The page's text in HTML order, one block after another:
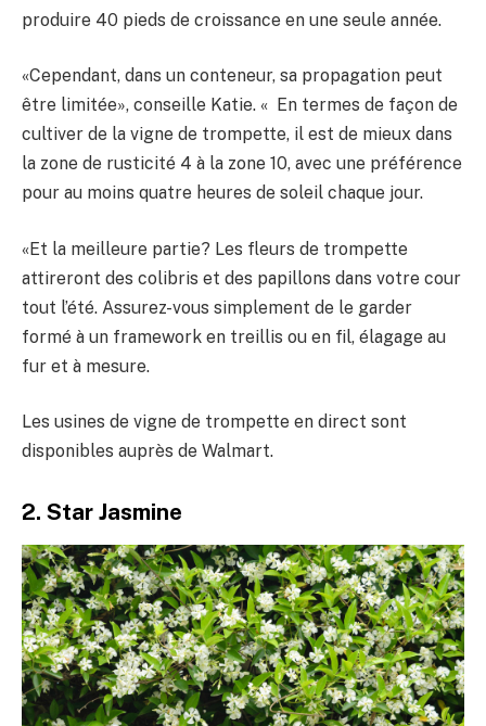
produire 40 pieds de croissance en une seule année.
«Cependant, dans un conteneur, sa propagation peut
être limitée», conseille Katie. « En termes de façon de
cultiver de la vigne de trompette, il est de mieux dans
la zone de rusticité 4 à la zone 10, avec une préférence
pour au moins quatre heures de soleil chaque jour.
«Et la meilleure partie? Les fleurs de trompette
attireront des colibris et des papillons dans votre cour
tout l’été. Assurez-vous simplement de le garder
formé à un framework en treillis ou en fil, élagage au
fur et à mesure.
Les usines de vigne de trompette en direct sont
disponibles auprès de Walmart.
2. Star Jasmine